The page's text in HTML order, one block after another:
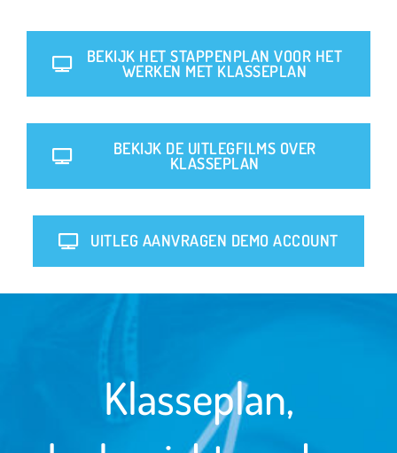
BEKIJK HET STAPPENPLAN VOOR HET
WERKEN MET KLASSEPLAN
BEKIJK DE UITLEGFILMS OVER
KLASSEPLAN
UITLEG AANVRAGEN DEMO ACCOUNT
Klasseplan,